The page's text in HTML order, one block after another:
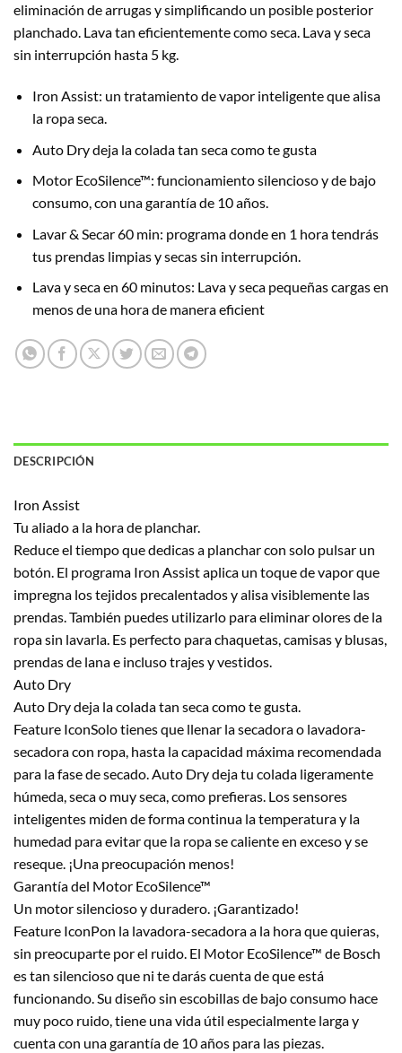
eliminación de arrugas y simplificando un posible posterior
planchado. Lava tan eficientemente como seca. Lava y seca
sin interrupción hasta 5 kg.
Iron Assist: un tratamiento de vapor inteligente que alisa
la ropa seca.
Auto Dry deja la colada tan seca como te gusta
Motor EcoSilence™: funcionamiento silencioso y de bajo
consumo, con una garantía de 10 años.
Lavar & Secar 60 min: programa donde en 1 hora tendrás
tus prendas limpias y secas sin interrupción.
Lava y seca en 60 minutos: Lava y seca pequeñas cargas en
menos de una hora de manera eficient
DESCRIPCIÓN
Iron Assist
Tu aliado a la hora de planchar.
Reduce el tiempo que dedicas a planchar con solo pulsar un
botón. El programa Iron Assist aplica un toque de vapor que
impregna los tejidos precalentados y alisa visiblemente las
prendas. También puedes utilizarlo para eliminar olores de la
ropa sin lavarla. Es perfecto para chaquetas, camisas y blusas,
prendas de lana e incluso trajes y vestidos.
Auto Dry
Auto Dry deja la colada tan seca como te gusta.
Feature IconSolo tienes que llenar la secadora o lavadora-
secadora con ropa, hasta la capacidad máxima recomendada
para la fase de secado. Auto Dry deja tu colada ligeramente
húmeda, seca o muy seca, como prefieras. Los sensores
inteligentes miden de forma continua la temperatura y la
humedad para evitar que la ropa se caliente en exceso y se
reseque. ¡Una preocupación menos!
Garantía del Motor EcoSilence™
Un motor silencioso y duradero. ¡Garantizado!
Feature IconPon la lavadora-secadora a la hora que quieras,
sin preocuparte por el ruido. El Motor EcoSilence™ de Bosch
es tan silencioso que ni te darás cuenta de que está
funcionando. Su diseño sin escobillas de bajo consumo hace
muy poco ruido, tiene una vida útil especialmente larga y
cuenta con una garantía de 10 años para las piezas.